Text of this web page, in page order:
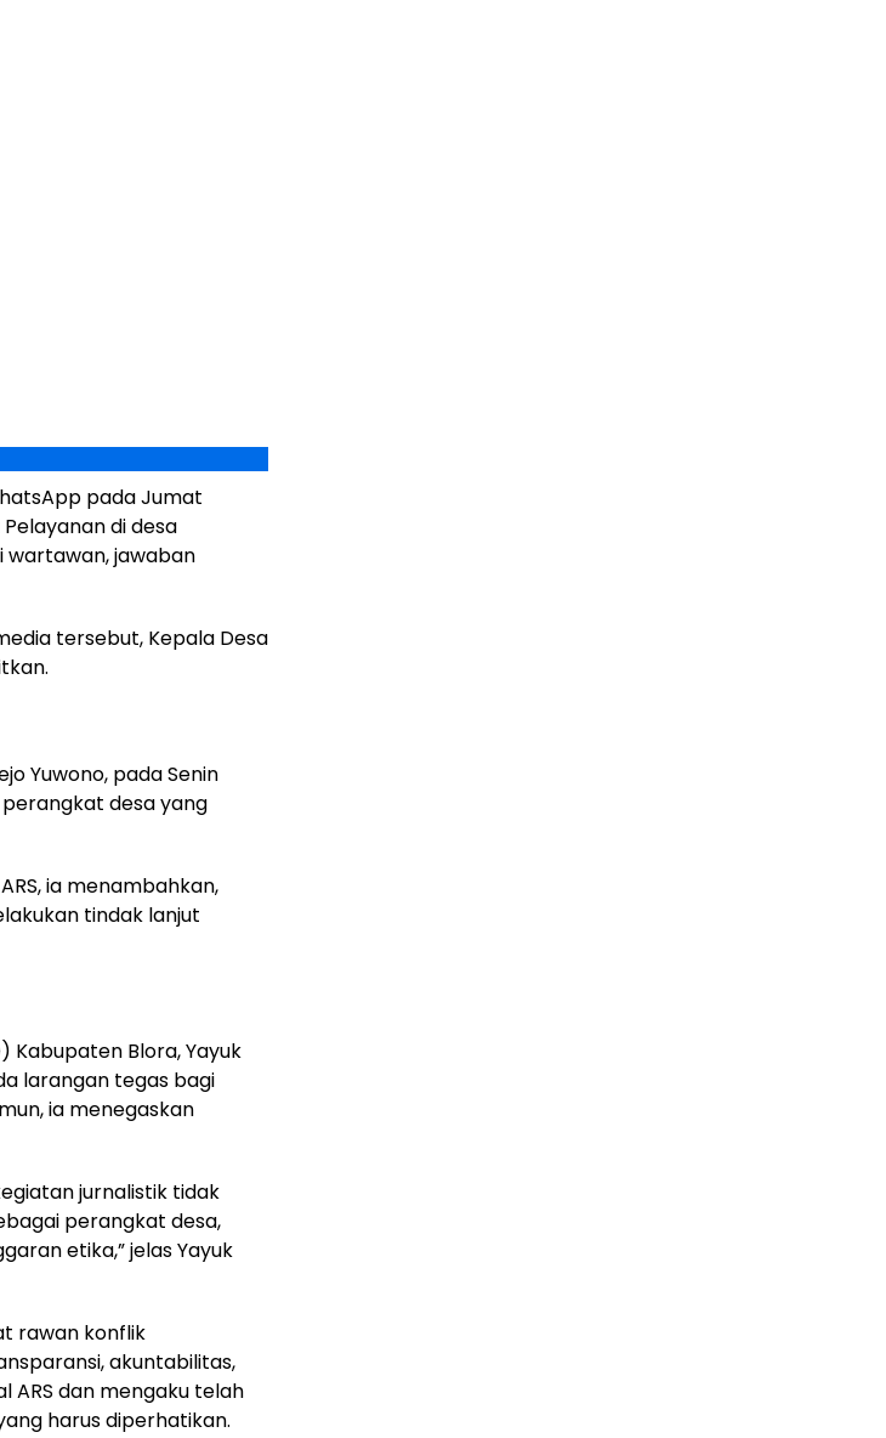
pada Jumat
di desa
wartawan, jawaban
tersebut, Kepala Desa
Yuwono, pada Senin
desa yang
ia menambahkan,
tindak lanjut
Kabupaten Blora, Yayuk
larangan tegas bagi
ia menegaskan
jurnalistik tidak
perangkat desa,
etika,” jelas Yayuk
rawan konflik
akuntabilitas,
ARS dan mengaku telah
harus diperhatikan.